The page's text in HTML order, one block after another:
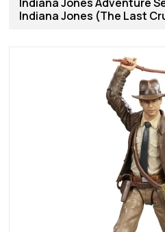
Indiana Jones (The Last